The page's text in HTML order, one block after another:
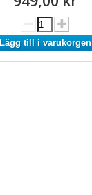
Lägg till i varukorgen